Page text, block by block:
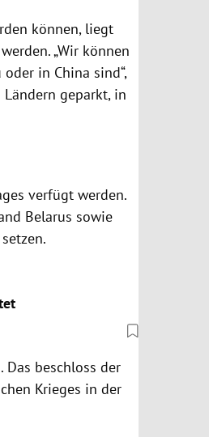
können, liegt
„Wir können
in China sind“,
geparkt, in
verfügt werden.
Belarus sowie
beschloss der
Krieges in der